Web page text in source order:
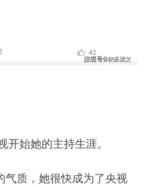
开始她的主持生涯。
气质，她很快成为了央视